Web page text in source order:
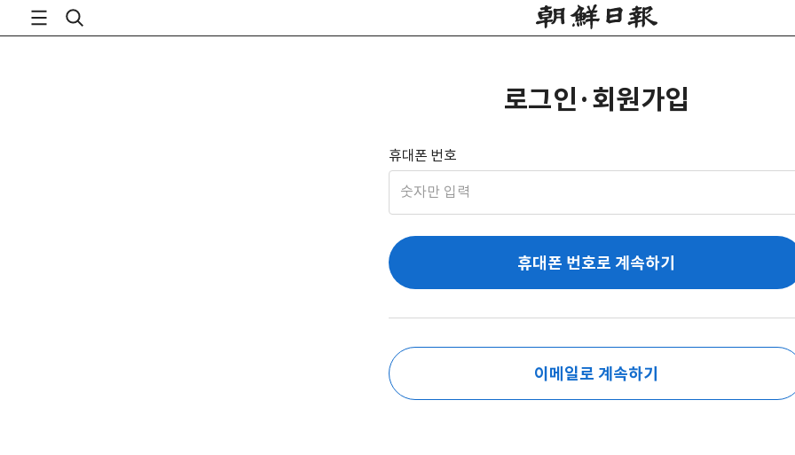
로그인·회원가입
휴대폰 번호
휴대폰 번호로 계속하기
이메일로 계속하기